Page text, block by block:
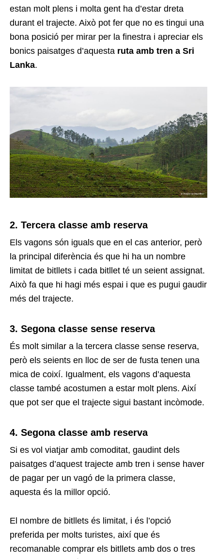
estan molt plens i molta gent ha d’estar dreta
durant el trajecte. Això pot fer que no es tingui una
bona posició per mirar per la finestra i apreciar els
bonics paisatges d’aquesta ruta amb tren a Sri
Lanka.
2. Tercera classe amb reserva
Els vagons són iguals que en el cas anterior, però
la principal diferència és que hi ha un nombre
limitat de bitllets i cada bitllet té un seient assignat.
Això fa que hi hagi més espai i que es pugui gaudir
més del trajecte.
3. Segona classe sense reserva
És molt similar a la tercera classe sense reserva,
però els seients en lloc de ser de fusta tenen una
mica de coixí. Igualment, els vagons d’aquesta
classe també acostumen a estar molt plens. Així
que pot ser que el trajecte sigui bastant incòmode.
4. Segona classe amb reserva
Si es vol viatjar amb comoditat, gaudint dels
paisatges d’aquest trajecte amb tren i sense haver
de pagar per un vagó de la primera classe,
aquesta és la millor opció.
El nombre de bitllets és limitat, i és l’opció
preferida per molts turistes, així que és
recomanable comprar els bitllets amb dos o tres